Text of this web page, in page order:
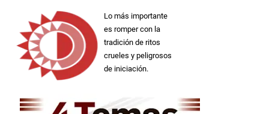
Lo más importante
es romper con la
tradición de ritos
crueles y peligrosos
de iniciación.